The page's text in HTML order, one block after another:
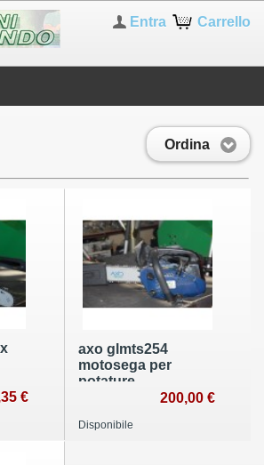
Carrello
Entra
Ordina
€
axo glmts254
motosega per
potature
200,00 €
Disponibile